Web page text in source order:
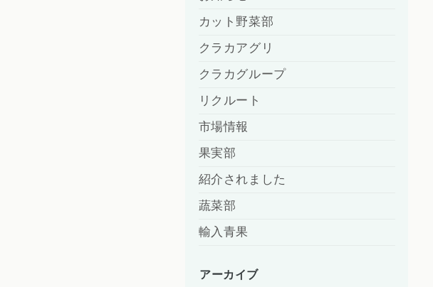
カット野菜部
クラカアグリ
クラカグループ
リクルート
市場情報
果実部
紹介されました
蔬菜部
輸入青果
アーカイブ